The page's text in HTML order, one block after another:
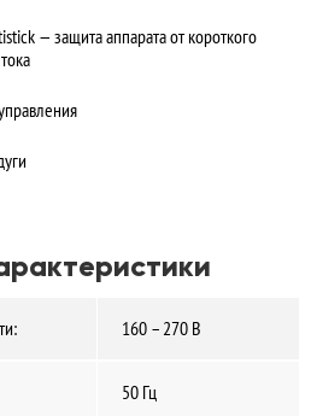
— защита аппарата от короткого
160 – 270 В
50 Гц